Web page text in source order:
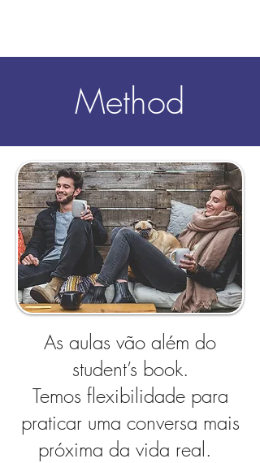
Method
As aulas vão além do
student’s book.
Temos flexibilidade para
praticar uma conversa mais
próxima da vida real.